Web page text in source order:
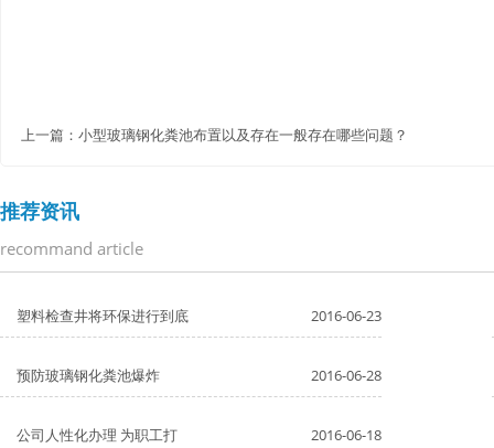
上一篇： 小型玻璃钢化粪池布置以及存在一般存在哪些问题？
推荐资讯
recommand article
塑料检查井将环保进行到底 2016-06-23
预防玻璃钢化粪池爆炸 2016-06-28
公司人性化办理 为职工打 2016-06-18